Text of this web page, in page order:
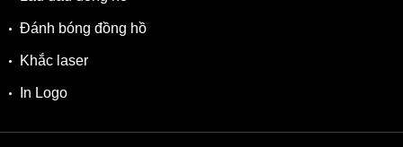
Đánh bóng đồng hồ
Khắc laser
In Logo